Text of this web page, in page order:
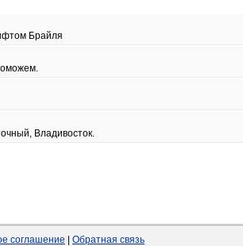
Брайля
Владивосток.
соглашение Обратная связь